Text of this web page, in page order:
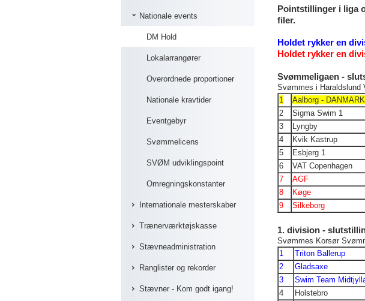
Nationale events
DM Hold
Lokalarrangører
Overordnede proportioner
Nationale kravtider
Eventgebyr
Svømmelicens
SVØM udviklingspoint
Omregningskonstanter
Internationale mesterskaber
Trænerværktøjskasse
Stævneadministration
Ranglister og rekorder
Stævner - Kom godt igang!
Pointstillinger i liga
filer.
Holdet rykker en
Holdet rykker en
Svømmeligaen -
Svømmes i Haraldslund
1
Aalborg -
2
Sigma Swim 1
3
Lyngby
4
Kvik Kastrup
5
Esbjerg 1
6
VAT Copenhagen
7
AGF
8
Køge
9
Silkeborg
1. division -
Svømmes Korsør
1
Triton Ballerup
2
Gladsaxe
3
Swim Team
4
Holstebro